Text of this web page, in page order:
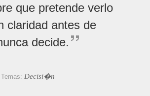
que pretende verlo
claridad antes de
decide.
Temas: Decisi�n